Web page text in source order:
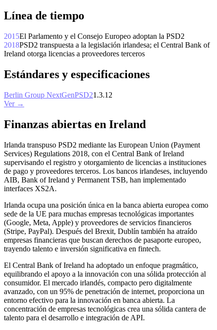
Línea de tiempo
2015El Parlamento y el Consejo Europeo adoptan la PSD2
2018PSD2 transpuesta a la legislación irlandesa; el Central Bank of
Ireland otorga licencias a proveedores terceros
Estándares y especificaciones
Berlin Group NextGenPSD21.3.12
Ver →
Finanzas abiertas en Ireland
Irlanda transpuso PSD2 mediante las European Union (Payment
Services) Regulations 2018, con el Central Bank of Ireland
supervisando el registro y otorgamiento de licencias a instituciones
de pago y proveedores terceros. Los bancos irlandeses, incluyendo
AIB, Bank of Ireland y Permanent TSB, han implementado
interfaces XS2A.
Irlanda ocupa una posición única en la banca abierta europea como
sede de la UE para muchas empresas tecnológicas importantes
(Google, Meta, Apple) y proveedores de servicios financieros
(Stripe, PayPal). Después del Brexit, Dublín también ha atraído
empresas financieras que buscan derechos de pasaporte europeo,
trayendo talento e inversión significativa en fintech.
El Central Bank of Ireland ha adoptado un enfoque pragmático,
equilibrando el apoyo a la innovación con una sólida protección al
consumidor. El mercado irlandés, compacto pero digitalmente
avanzado, con un 95% de penetración de internet, proporciona un
entorno efectivo para la innovación en banca abierta. La
concentración de empresas tecnológicas crea una sólida cantera de
talento para el desarrollo e integración de API.